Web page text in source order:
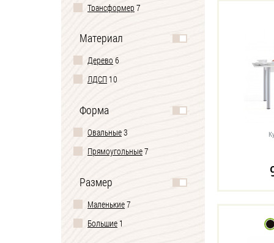
Трансформер 7
Материал
Дерево 6
ЛДСП 10
Форма
Овальные3
Прямоугольные7
Размер
Маленькие7
Большие 1